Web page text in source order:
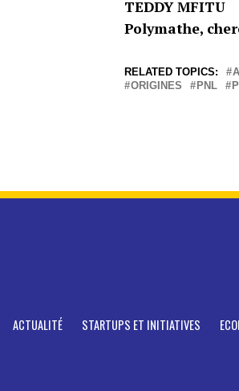
TEDDY MFITU
Polymathe,
RELATED TOPICS:
ORIGINES
PNL
ACTUALITÉ STARTUPS ET INITIATIVES